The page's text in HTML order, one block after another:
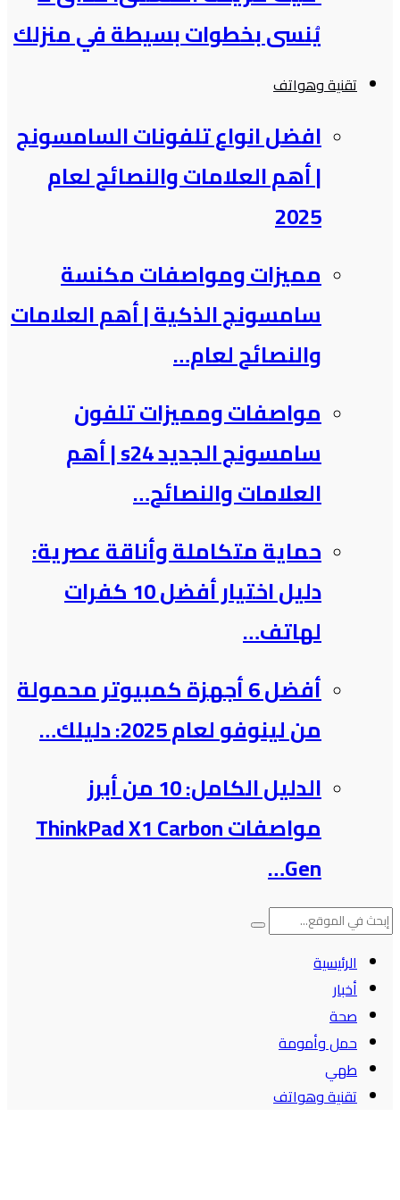
يُنسى بخطوات بسيطة في منزلك
تقنية وهواتف
افضل انواع تلفونات السامسونج​
| أهم العلامات والنصائح لعام
2025
مميزات ومواصفات مكنسة
سامسونج الذكية​ | أهم العلامات
والنصائح لعام…
مواصفات ومميزات تلفون
سامسونج الجديد s24 | أهم
العلامات والنصائح…
حماية متكاملة وأناقة عصرية:
دليل اختيار أفضل 10 كفرات
لهاتف…
أفضل 6 أجهزة كمبيوتر محمولة
من لينوفو لعام 2025: دليلك…
الدليل الكامل: 10 من أبرز
مواصفات ThinkPad X1 Carbon
Gen…
الرئيسية
أخبار
صحة
حمل وأمومة
طهي
تقنية وهواتف